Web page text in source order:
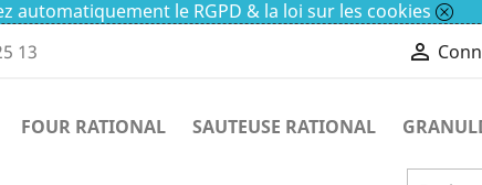
automatiquement le RGPD & la loi sur les cookies
13 
FOUR RATIONAL SAUTEUSE RATIONAL